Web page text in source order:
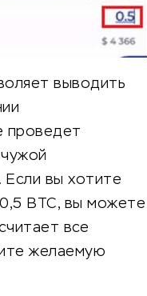
выводить
проведет
Если вы хотите
BTC, вы можете
все
желаемую